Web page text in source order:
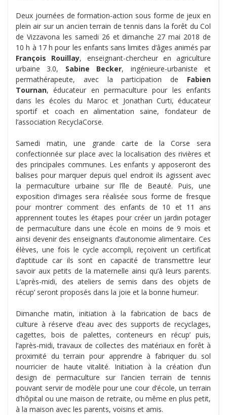
Deux journées de formation-action sous forme de jeux en
plein air sur un ancien terrain de tennis dans la forêt du Col
de Vizzavona les samedi 26 et dimanche 27 mai 2018 de
10 h à 17 h pour les enfants sans limites d’âges animés par
François Rouillay, enseignant-chercheur en agriculture
urbaine 3.0, Sabine Becker, ingénieure-urbaniste et
permathérapeute, avec la participation de Fabien
Tournan, éducateur en permaculture pour les enfants
dans les écoles du Maroc et Jonathan Curti, éducateur
sportif et coach en alimentation saine, fondateur de
l’association RecyclaCorse.
Samedi matin, une grande carte de la Corse sera
confectionnée sur place avec la localisation des rivières et
des principales communes. Les enfants y apposeront des
balises pour marquer depuis quel endroit ils agissent avec
la permaculture urbaine sur l’île de Beauté. Puis, une
exposition d’images sera réalisée sous forme de fresque
pour montrer comment des enfants de 10 et 11 ans
apprennent toutes les étapes pour créer un jardin potager
de permaculture dans une école en moins de 9 mois et
ainsi devenir des enseignants d’autonomie alimentaire. Ces
élèves, une fois le cycle accompli, reçoivent un certificat
d’aptitude car ils sont en capacité de transmettre leur
savoir aux petits de la maternelle ainsi qu’à leurs parents.
L’après-midi, des ateliers de semis dans des objets de
récup’ seront proposés dans la joie et la bonne humeur.
Dimanche matin, initiation à la fabrication de bacs de
culture à réserve d’eau avec des supports de recyclages,
cagettes, bois de palettes, conteneurs en récup’ puis,
l’après-midi, travaux de collectes des matériaux en forêt à
proximité du terrain pour apprendre à fabriquer du sol
nourricier de haute vitalité. Initiation à la création d’un
design de permaculture sur l’ancien terrain de tennis
pouvant servir de modèle pour une cour d’école, un terrain
d’hôpital ou une maison de retraite, ou même en plus petit,
à la maison avec les parents, voisins et amis.